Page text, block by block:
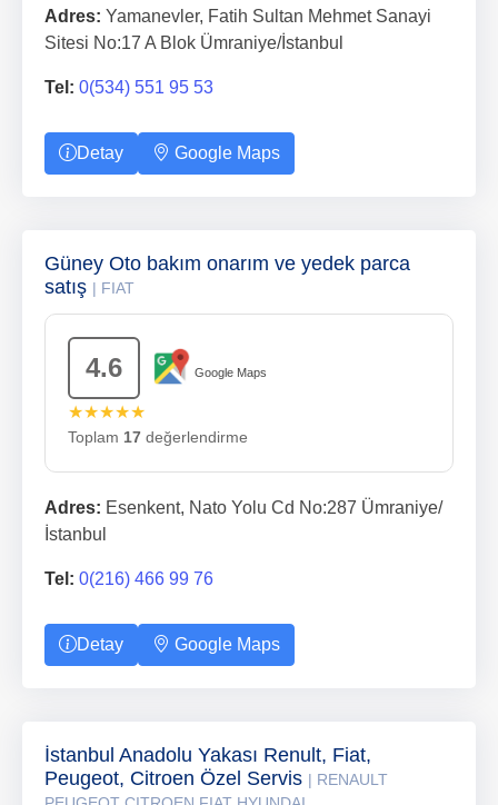
Adres: Yamanevler, Fatih Sultan Mehmet Sanayi
Sitesi No:17 A Blok Ümraniye/İstanbul
Tel: 0(534) 551 95 53
Detay Google Maps
Güney Oto bakım onarım ve yedek parca
satış | FIAT
4.6 Google Maps
★★★★★
Toplam 17 değerlendirme
Adres: Esenkent, Nato Yolu Cd No:287 Ümraniye/
İstanbul
Tel: 0(216) 466 99 76
Detay Google Maps
İstanbul Anadolu Yakası Renult, Fiat,
Peugeot, Citroen Özel Servis | RENAULT